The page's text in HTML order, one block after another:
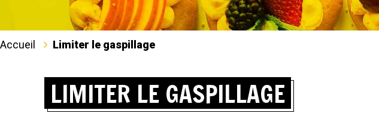
Accueil Limiter le gaspillage
LIMITER LE GASPILLAGE